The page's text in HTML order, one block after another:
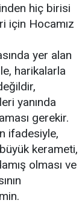
hiç birisi
için Hocamız
yer alan
harikalarla
yanında
gerekir.
ifadesiyle,
kerameti,
olması ve